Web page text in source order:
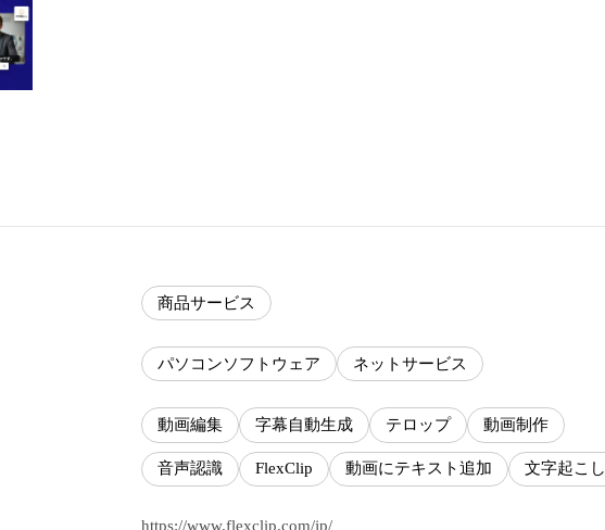
商品サービス
パソコンソフトウェア ネットサービス
動画編集 字幕自動生成 テロップ 動画制作
音声認識 FlexClip 動画にテキスト追加 文字起こし
https://www.flexclip.com/jp/